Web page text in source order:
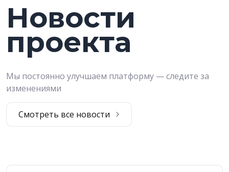
Новости
проекта
Мы постоянно улучшаем платформу — следите за
изменениями
Смотреть все новости